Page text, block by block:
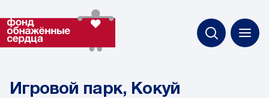
Игровой парк, Кокуй